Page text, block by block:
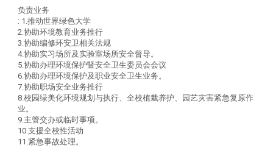
负责业务
: 1.推动世界绿色大学
2.协助环境教育业务推行
3.协助编修环安卫相关法规
4.协助实习场所及实验室场所安全督导。
5.协助办理环境保护暨安全卫生委员会会议
6.协助办理环境保护及职业安全卫生业务。
7.协助职场安全业务推行
8.校园绿美化环境规划与执行、全校植栽养护、园艺灾害紧急复原作
业。
9.主管交办或临时事项。
10.支援全校性活动
11.紧急事故处理。